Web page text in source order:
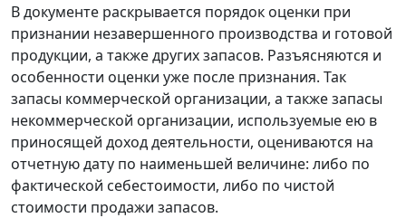
В документе раскрывается порядок оценки при
признании незавершенного производства и готовой
продукции, а также других запасов. Разъясняются и
особенности оценки уже после признания. Так
запасы коммерческой организации, а также запасы
некоммерческой организации, используемые ею в
приносящей доход деятельности, оцениваются на
отчетную дату по наименьшей величине: либо по
фактической себестоимости, либо по чистой
стоимости продажи запасов.